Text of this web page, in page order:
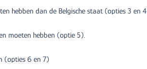
hebben dan de Belgische staat (opties 3 en
moeten hebben (optie 5).
(opties 6 en 7)